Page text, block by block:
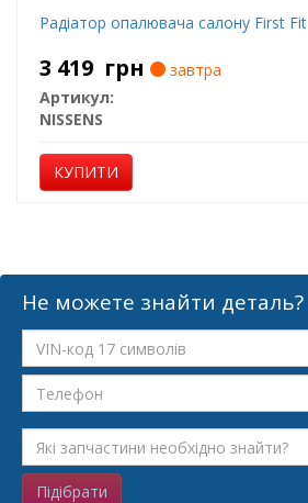
Радіатор опалювача салону First Fit
3 419 грн
завтра
Артикул:
NISSENS
КУПИТИ
Не можете знайти деталь?
Підібрати